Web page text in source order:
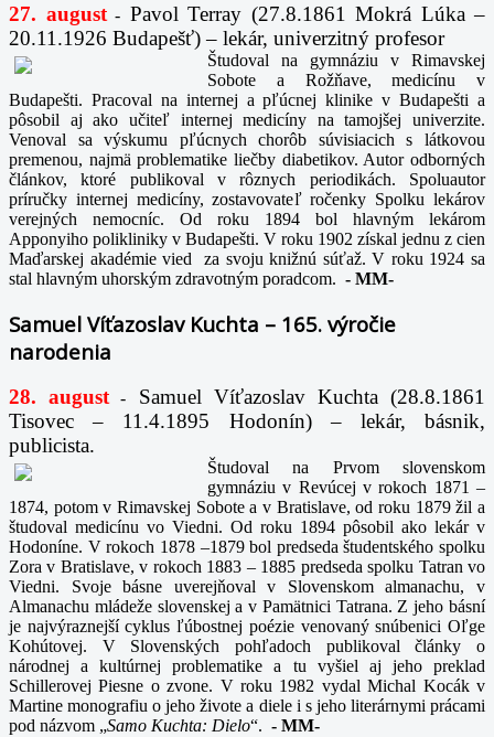
27. august- Pavol Terray (27.8.1861 Mokrá Lúka –
20.11.1926 Budapešť) – lekár, univerzitný profesor
Študoval na gymnáziu v Rimavskej
Sobote a Rožňave, medicínu v
Budapešti. Pracoval na internej a pľúcnej klinike v Budapešti a
pôsobil aj ako učiteľ internej medicíny na tamojšej univerzite.
Venoval sa výskumu pľúcnych chorôb súvisiacich s látkovou
premenou, najmä problematike liečby diabetikov. Autor odborných
článkov, ktoré publikoval v rôznych periodikách. Spoluautor
príručky internej medicíny, zostavovateľ ročenky Spolku lekárov
verejných nemocníc. Od roku 1894 bol hlavným lekárom
Apponyiho polikliniky v Budapešti. V roku 1902 získal jednu z cien
Maďarskej akadémie vied za svoju knižnú súťaž. V roku 1924 sa
stal hlavným uhorským zdravotným poradcom. - MM-
Samuel Víťazoslav Kuchta – 165. výročie
narodenia
28. august -
Samuel Víťazoslav Kuchta (28.8.1861
Tisovec – 11.4.1895 Hodonín) – lekár, básnik,
publicista.
Študoval na Prvom slovenskom
gymnáziu v Revúcej v rokoch 1871 –
1874, potom v Rimavskej Sobote a v Bratislave, od roku 1879 žil a
študoval medicínu vo Viedni. Od roku 1894 pôsobil ako lekár v
Hodoníne. V rokoch 1878 –1879 bol predseda študentského spolku
Zora v Bratislave, v rokoch 1883 – 1885 predseda spolku Tatran vo
Viedni. Svoje básne uverejňoval v Slovenskom almanachu, v
Almanachu mládeže slovenskej a v Pamätnici Tatrana. Z jeho básní
je najvýraznejší cyklus ľúbostnej poézie venovaný snúbenici Oľge
Kohútovej. V Slovenských pohľadoch publikoval články o
národnej a kultúrnej problematike a tu vyšiel aj jeho preklad
Schillerovej Piesne o zvone. V roku 1982 vydal Michal Kocák v
Martine monografiu o jeho živote a diele i s jeho literárnymi prácami
pod názvom „Samo Kuchta: Dielo“. - MM-